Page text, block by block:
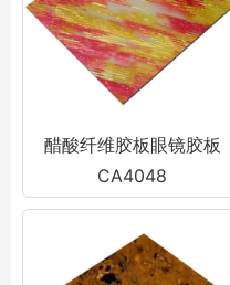
醋酸纤维胶板眼镜胶板
CA4048